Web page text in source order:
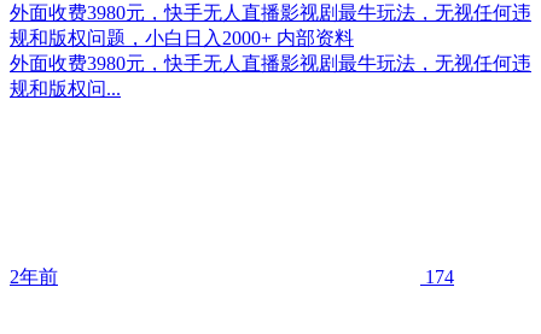
外面收费3980元，快手无人直播影视剧最牛玩法，无视任何违
规和版权问题，小白日入2000+ 内部资料
外面收费3980元，快手无人直播影视剧最牛玩法，无视任何违
规和版权问...
2年前 174